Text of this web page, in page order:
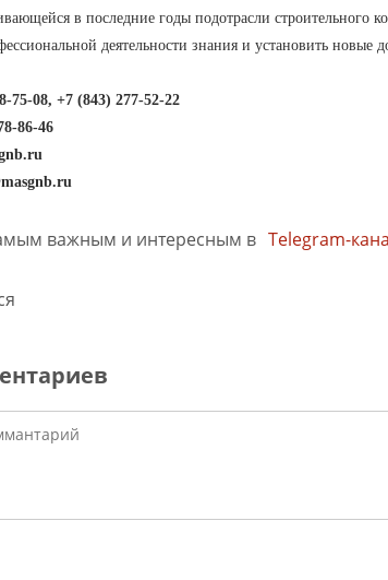
в последние годы подотрасли строительного
деятельности знания и установить новые
75-08, +7 (843) 277-52-22
86-46
важным и интересным в Telegram-